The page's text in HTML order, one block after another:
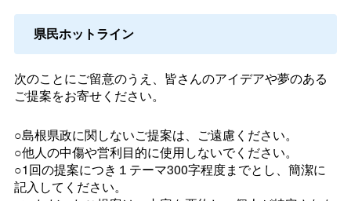
県民ホットライン
次のことにご留意のうえ、皆さんのアイデアや夢のある
ご提案をお寄せください。
○島根県政に関しないご提案は、ご遠慮ください。
○他人の中傷や営利目的に使用しないでください。
○1回の提案につき１テーマ300字程度までとし、簡潔に
記入してください。